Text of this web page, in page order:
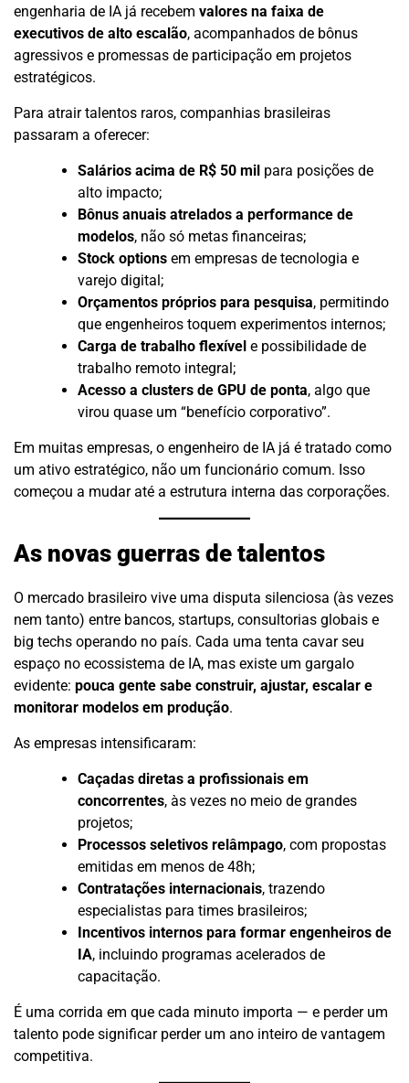
engenharia de IA já recebem valores na faixa de
executivos de alto escalão, acompanhados de bônus
agressivos e promessas de participação em projetos
estratégicos.
Para atrair talentos raros, companhias brasileiras
passaram a oferecer:
Salários acima de R$ 50 mil para posições de
alto impacto;
Bônus anuais atrelados a performance de
modelos, não só metas financeiras;
Stock options em empresas de tecnologia e
varejo digital;
Orçamentos próprios para pesquisa, permitindo
que engenheiros toquem experimentos internos;
Carga de trabalho flexível e possibilidade de
trabalho remoto integral;
Acesso a clusters de GPU de ponta, algo que
virou quase um “benefício corporativo”.
Em muitas empresas, o engenheiro de IA já é tratado como
um ativo estratégico, não um funcionário comum. Isso
começou a mudar até a estrutura interna das corporações.
As novas guerras de talentos
O mercado brasileiro vive uma disputa silenciosa (às vezes
nem tanto) entre bancos, startups, consultorias globais e
big techs operando no país. Cada uma tenta cavar seu
espaço no ecossistema de IA, mas existe um gargalo
evidente: pouca gente sabe construir, ajustar, escalar e
monitorar modelos em produção.
As empresas intensificaram:
Caçadas diretas a profissionais em
concorrentes, às vezes no meio de grandes
projetos;
Processos seletivos relâmpago, com propostas
emitidas em menos de 48h;
Contratações internacionais, trazendo
especialistas para times brasileiros;
Incentivos internos para formar engenheiros de
IA, incluindo programas acelerados de
capacitação.
É uma corrida em que cada minuto importa — e perder um
talento pode significar perder um ano inteiro de vantagem
competitiva.